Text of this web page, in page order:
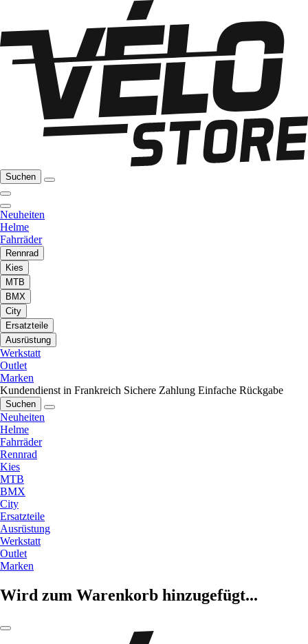
Suchen
Neuheiten
Helme
Fahrräder
Rennrad
Kies
MTB
BMX
City
Ersatzteile
Ausrüstung
Werkstatt
Outlet
Marken
Kundendienst in Frankreich Sichere Zahlung Einfache Rückgabe
Suchen
Neuheiten
Helme
Fahrräder
Rennrad
Kies
MTB
BMX
City
Ersatzteile
Ausrüstung
Werkstatt
Outlet
Marken
Wird zum Warenkorb hinzugefügt...